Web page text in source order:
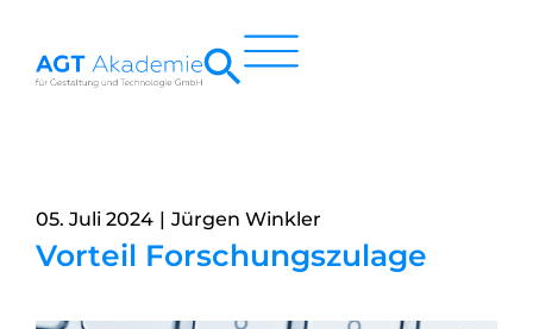
springen
05. Juli 2024 Jürgen Winkler
Vorteil Forschungszulage